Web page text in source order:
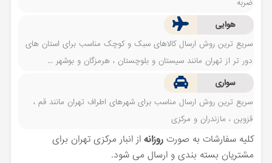
ضربه
هوایی
سریع ترین روش ارسال کالاهای سبک و کوچک مناسب برای استان های
دور تر از تهران مانند سیستان و بلوچستان ، هرمزگان و بوشهر ...
سواری
سریع ترین روش ارسال مناسب برای شهرهای اطراف تهران مانند قم ،
قزوین ، مازندران و مرکزی
کلیه سفارشات به صورتروزانه از انبار مرکزی تهران برای
مشتریان بسته بندی و ارسال می شود.